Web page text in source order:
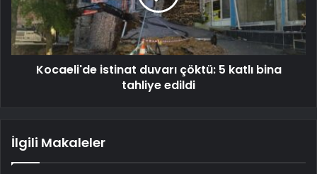
Kocaeli'de istinat duvarı çöktü: 5 katlı bina
tahliye edildi
İlgili Makaleler